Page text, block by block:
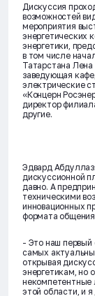
Дискуссия
возможностей
мероприятия
энергетических
энергетики,
в том числе
Татарстана
заведующая
электрические
«Концерн
директор
другие.
Эдвард
дискуссионной
давно. А
техническими
инновационных
формата
- Это наш первый
самых
открывая
энергетикам, но
некомпетентные
этой области, и